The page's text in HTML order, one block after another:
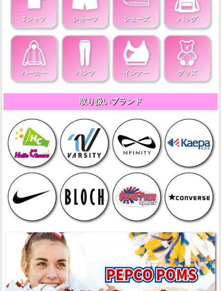
Tシャツ ショーツ シューズ バッグ
パーカー パンツ インナー グッズ
取り扱いブランド